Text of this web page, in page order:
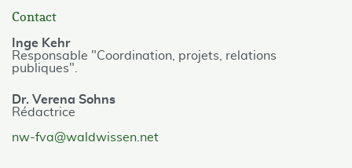
Contact
Inge Kehr
Responsable "Coordination, projets, relations
publiques".
Dr. Verena Sohns
Rédactrice
nw-fva@waldwissen.net